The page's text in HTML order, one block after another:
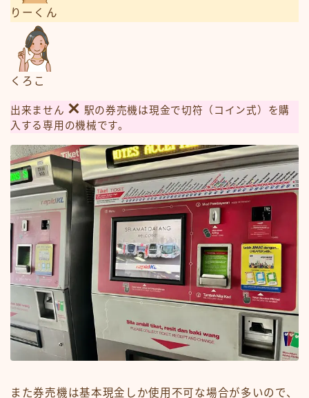
りーくん
くろこ
出来ません
駅の券売機は現金で切符（コイン式）を購
入する専用の機械です。
また券売機は基本現金しか使用不可な場合が多いので、